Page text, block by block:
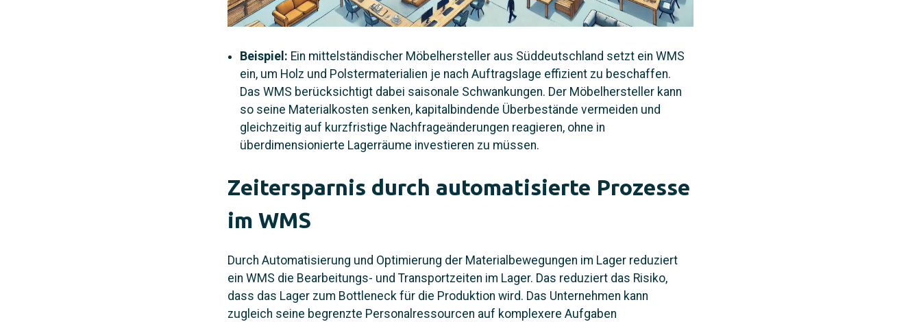
Beispiel: Ein mittelständischer Möbelhersteller aus Süddeutschland setzt ein WMS
ein, um Holz und Polstermaterialien je nach Auftragslage effizient zu beschaffen.
Das WMS berücksichtigt dabei saisonale Schwankungen. Der Möbelhersteller kann
so seine Materialkosten senken, kapitalbindende Überbestände vermeiden und
gleichzeitig auf kurzfristige Nachfrageänderungen reagieren, ohne in
überdimensionierte Lagerräume investieren zu müssen.
Zeitersparnis durch automatisierte Prozesse
im WMS
Durch Automatisierung und Optimierung der Materialbewegungen im Lager reduziert
ein WMS die Bearbeitungs- und Transportzeiten im Lager. Das reduziert das Risiko,
dass das Lager zum Bottleneck für die Produktion wird. Das Unternehmen kann
zugleich seine begrenzte Personalressourcen auf komplexere Aufgaben